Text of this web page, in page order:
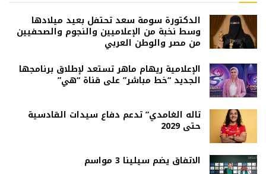
الدكتورة سومة سعد تحتفل بعيد ميلادها
وسط نخبة من الإعلاميين والنجوم والصحفيين
من مصر والوطن العربي
الإعلامية ريهام ماهر تستعد لإطلاق برنامجها
الجديد “خط مباشر” على قناة “هي”
تاله الغامدي” تدعم دفاع سيدات القادسية
حتى 2029
الاتفاق يضم سيلينا 3 مواسم